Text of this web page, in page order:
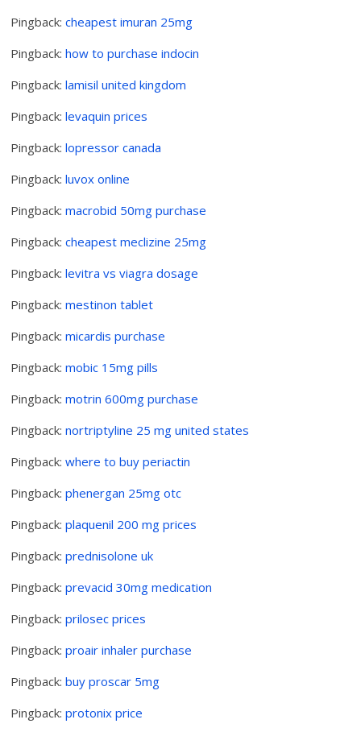
Pingback:cheapest imuran 25mg
Pingback:how to purchase indocin
Pingback:lamisil united kingdom
Pingback:levaquin prices
Pingback:lopressor canada
Pingback:luvox online
Pingback:macrobid 50mg purchase
Pingback:cheapest meclizine 25mg
Pingback:levitra vs viagra dosage
Pingback:mestinon tablet
Pingback:micardis purchase
Pingback:mobic 15mg pills
Pingback:motrin 600mg purchase
Pingback:nortriptyline 25 mg united states
Pingback:where to buy periactin
Pingback:phenergan 25mg otc
Pingback:plaquenil 200 mg prices
Pingback:prednisolone uk
Pingback:prevacid 30mg medication
Pingback:prilosec prices
Pingback:proair inhaler purchase
Pingback:buy proscar 5mg
Pingback:protonix price